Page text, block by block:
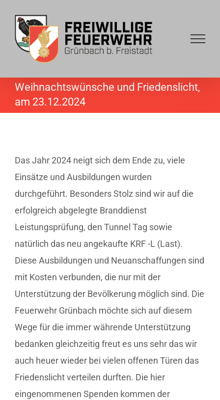
content
Weihnachtswünsche und Friedenslicht,
am 23.12.2024
Das Jahr 2024 neigt sich dem Ende zu, viele
Einsätze und Ausbildungen wurden
durchgeführt. Besonders Stolz sind wir auf die
erfolgreich abgelegte Branddienst
Leistungsprüfung, den Tunnel Tag sowie
natürlich das neu angekaufte KRF -L (Last).
Diese Ausbildungen und Neuanschaffungen sind
mit Kosten verbunden, die nur mit der
Unterstützung der Bevölkerung möglich sind. Die
Feuerwehr Grünbach möchte sich auf diesem
Wege für die immer währende Unterstützung
bedanken gleichzeitig freut es uns sehr das wir
auch heuer wieder bei vielen offenen Türen das
Friedenslicht verteilen durften. Die hier
eingenommenen Spenden kommen der